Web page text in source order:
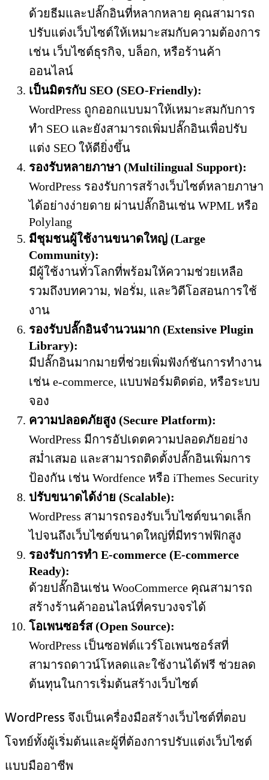
ด้วยธีมและปลั๊กอินที่หลากหลาย คุณสามารถ
ปรับแต่งเว็บไซต์ให้เหมาะสมกับความต้องการ
เช่น เว็บไซต์ธุรกิจ, บล็อก, หรือร้านค้า
ออนไลน์
เป็นมิตรกับ SEO (SEO-Friendly):
WordPress ถูกออกแบบมาให้เหมาะสมกับการ
ทำ SEO และยังสามารถเพิ่มปลั๊กอินเพื่อปรับ
แต่ง SEO ให้ดียิ่งขึ้น
รองรับหลายภาษา (Multilingual Support):
WordPress รองรับการสร้างเว็บไซต์หลายภาษา
ได้อย่างง่ายดาย ผ่านปลั๊กอินเช่น WPML หรือ
Polylang
มีชุมชนผู้ใช้งานขนาดใหญ่ (Large
Community):
มีผู้ใช้งานทั่วโลกที่พร้อมให้ความช่วยเหลือ
รวมถึงบทความ, ฟอรั่ม, และวิดีโอสอนการใช้
งาน
รองรับปลั๊กอินจำนวนมาก (Extensive Plugin
Library):
มีปลั๊กอินมากมายที่ช่วยเพิ่มฟังก์ชันการทำงาน
เช่น e-commerce, แบบฟอร์มติดต่อ, หรือระบบ
จอง
ความปลอดภัยสูง (Secure Platform):
WordPress มีการอัปเดตความปลอดภัยอย่าง
สม่ำเสมอ และสามารถติดตั้งปลั๊กอินเพิ่มการ
ป้องกัน เช่น Wordfence หรือ iThemes Security
ปรับขนาดได้ง่าย (Scalable):
WordPress สามารถรองรับเว็บไซต์ขนาดเล็ก
ไปจนถึงเว็บไซต์ขนาดใหญ่ที่มีทราฟฟิกสูง
รองรับการทำ E-commerce (E-commerce
Ready):
ด้วยปลั๊กอินเช่น WooCommerce คุณสามารถ
สร้างร้านค้าออนไลน์ที่ครบวงจรได้
โอเพนซอร์ส (Open Source):
WordPress เป็นซอฟต์แวร์โอเพนซอร์สที่
สามารถดาวน์โหลดและใช้งานได้ฟรี ช่วยลด
ต้นทุนในการเริ่มต้นสร้างเว็บไซต์
WordPress จึงเป็นเครื่องมือสร้างเว็บไซต์ที่ตอบ
โจทย์ทั้งผู้เริ่มต้นและผู้ที่ต้องการปรับแต่งเว็บไซต์
แบบมืออาชีพ